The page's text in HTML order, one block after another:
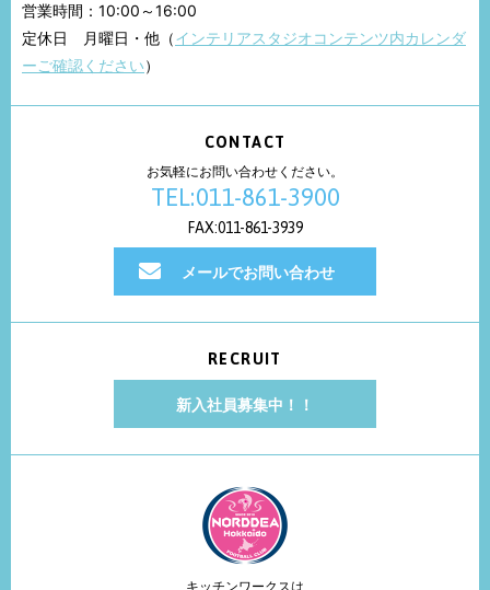
営業時間：10:00～16:00
定休日 月曜日・他（インテリアスタジオコンテンツ内カレンダ
ーご確認ください）
CONTACT
お気軽にお問い合わせください。
TEL:011-861-3900
FAX:011-861-3939
メールでお問い合わせ
RECRUIT
新入社員募集中！！
キッチンワークスは